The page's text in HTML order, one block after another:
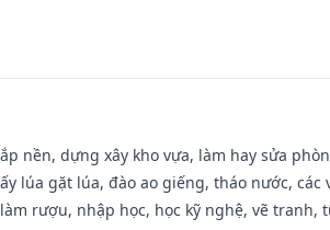
nền, dựng xây kho vựa, làm hay sửa
lúa gặt lúa, đào ao giếng, tháo nước,
rượu, nhập học, học kỹ nghệ, vẽ tranh,